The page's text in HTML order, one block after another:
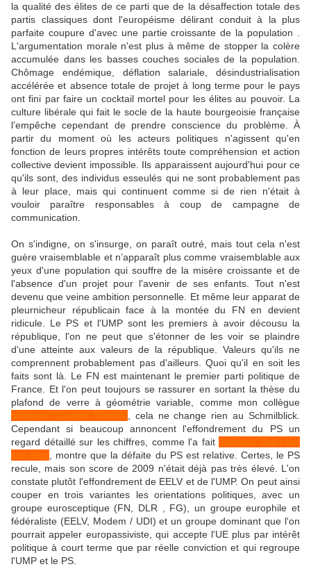
la qualité des élites de ce parti que de la désaffection totale des
partis classiques dont l'européisme délirant conduit à la plus
parfaite coupure d'avec une partie croissante de la population .
L'argumentation morale n'est plus à même de stopper la colère
accumulée dans les basses couches sociales de la population.
Chômage endémique, déflation salariale, désindustrialisation
accélérée et absence totale de projet à long terme pour le pays
ont fini par faire un cocktail mortel pour les élites au pouvoir. La
culture libérale qui fait le socle de la haute bourgeoisie française
l’empêche cependant de prendre conscience du problème. À
partir du moment où les acteurs politiques n'agissent qu'en
fonction de leurs propres intérêts toute compréhension et action
collective devient impossible. Ils apparaissent aujourd'hui pour ce
qu'ils sont, des individus esseulés qui ne sont probablement pas
à leur place, mais qui continuent comme si de rien n'était à
vouloir paraître responsables à coup de campagne de
communication.
On s'indigne, on s'insurge, on paraît outré, mais tout cela n'est
guère vraisemblable et n’apparaît plus comme vraisemblable aux
yeux d'une population qui souffre de la misère croissante et de
l'absence d'un projet pour l'avenir de ses enfants. Tout n'est
devenu que veine ambition personnelle. Et même leur apparat de
pleurnicheur républicain face à la montée du FN en devient
ridicule. Le PS et l'UMP sont les premiers à avoir décousu la
république, l'on ne peut que s'étonner de les voir se plaindre
d'une atteinte aux valeurs de la république. Valeurs qu'ils ne
comprennent probablement pas d'ailleurs. Quoi qu'il en soit les
faits sont là. Le FN est maintenant le premier parti politique de
France. Et l'on peut toujours se rassurer en sortant la thèse du
plafond de verre à géométrie variable, comme mon collègue
, cela ne change rien au Schmilblick.
Cependant si beaucoup annoncent l'effondrement du PS un
regard détaillé sur les chiffres, comme l'a fait
, montre que la défaite du PS est relative. Certes, le PS
recule, mais son score de 2009 n'était déjà pas très élevé. L'on
constate plutôt l'effondrement de EELV et de l'UMP. On peut ainsi
couper en trois variantes les orientations politiques, avec un
groupe eurosceptique (FN, DLR , FG), un groupe europhile et
fédéraliste (EELV, Modem / UDI) et un groupe dominant que l'on
pourrait appeler europassiviste, qui accepte l'UE plus par intérêt
politique à court terme que par réelle conviction et qui regroupe
l'UMP et le PS.